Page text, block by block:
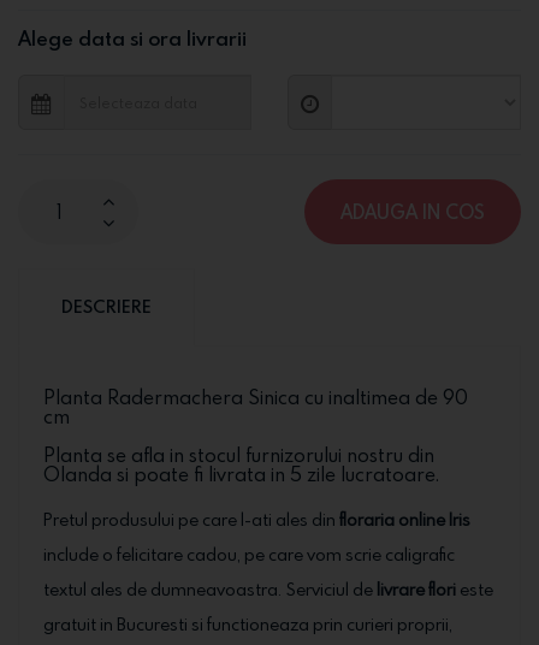
Alege data si ora livrarii
ADAUGA IN COS
DESCRIERE
Planta Radermachera Sinica cu inaltimea de 90
cm
Planta se afla in stocul furnizorului nostru din
Olanda si poate fi livrata in 5 zile lucratoare.
Pretul produsului pe care l-ati ales din floraria online Iris
include o felicitare cadou, pe care vom scrie caligrafic
textul ales de dumneavoastra. Serviciul de livrare flori este
gratuit in Bucuresti si functioneaza prin curieri proprii,